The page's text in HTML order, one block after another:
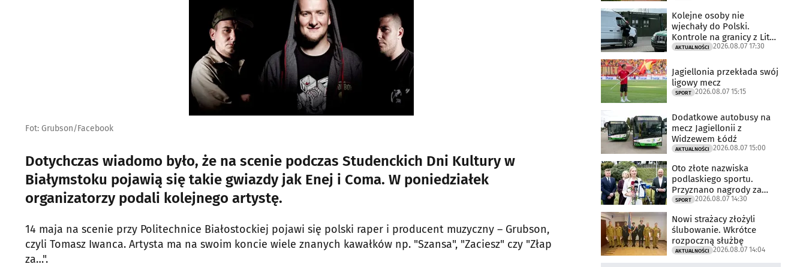
Fot: Grubson/Facebook
Dotychczas wiadomo było, że na scenie podczas Studenckich Dni Kultury w
Białymstoku pojawią się takie gwiazdy jak Enej i Coma. W poniedziałek
organizatorzy podali kolejnego artystę.
14 maja na scenie przy Politechnice Białostockiej pojawi się polski raper i producent muzyczny – Grubson,
czyli Tomasz Iwanca. Artysta ma na swoim koncie wiele znanych kawałków np. "Szansa", "Zaciesz" czy "Złap
za…".
Kolejne osoby nie
wjechały do Polski.
Kontrole na granicy z Litwą
trwają
AKTUALNOŚCI 2026.08.07 17:30
Jagiellonia przekłada swój
ligowy mecz
SPORT 2026.08.07 15:15
Dodatkowe autobusy na
mecz Jagiellonii z
Widzewem Łódź
AKTUALNOŚCI 2026.08.07 15:00
Oto złote nazwiska
podlaskiego sportu.
Przyznano nagrody za
2025 rok
SPORT 2026.08.07 14:30
Nowi strażacy złożyli
ślubowanie. Wkrótce
rozpoczną służbę
AKTUALNOŚCI 2026.08.07 14:04